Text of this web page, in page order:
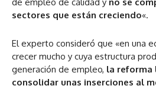
sectores que están creciendo«.
El experto consideró que «en una
crecer mucho y cuya estructura
generación de empleo, la reforma
consolidar unas inserciones al